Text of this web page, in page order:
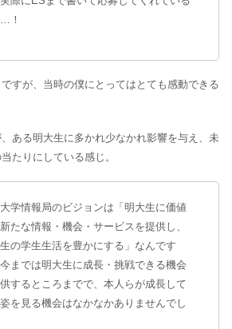
！
すが、当時の僕にとってはとても感動できる
ある明大生に多かれ少なかれ影響を与え、未
たりにしている感じ。
学情報局のビジョンは「明大生に価値
たな情報・機会・サービスを提供し、
の学生生活を豊かにする」なんです
までは明大生に成長・挑戦できる機会
するところまでで、本人らが成長して
を見る機会はなかなかありませんでし